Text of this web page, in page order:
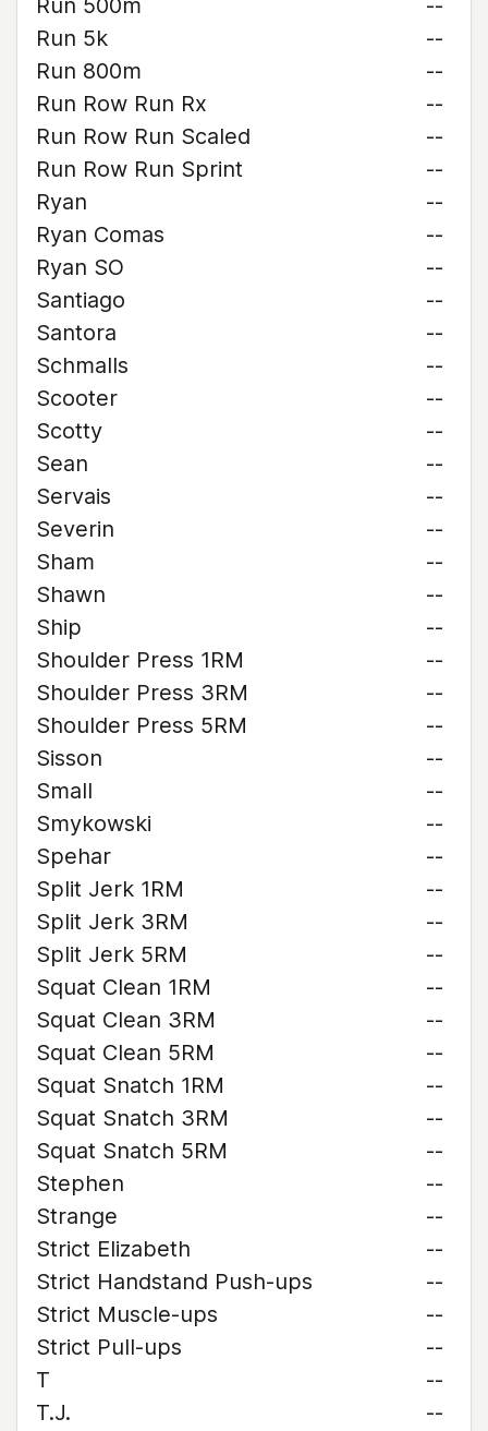
Run 500m
--
Run 5k
--
Run 800m
--
Run Row Run Rx
--
Run Row Run Scaled
--
Run Row Run Sprint
--
Ryan
--
Ryan Comas
--
Ryan SO
--
Santiago
--
Santora
--
Schmalls
--
Scooter
--
Scotty
--
Sean
--
Servais
--
Severin
--
Sham
--
Shawn
--
Ship
--
Shoulder Press 1RM
--
Shoulder Press 3RM
--
Shoulder Press 5RM
--
Sisson
--
Small
--
Smykowski
--
Spehar
--
Split Jerk 1RM
--
Split Jerk 3RM
--
Split Jerk 5RM
--
Squat Clean 1RM
--
Squat Clean 3RM
--
Squat Clean 5RM
--
Squat Snatch 1RM
--
Squat Snatch 3RM
--
Squat Snatch 5RM
--
Stephen
--
Strange
--
Strict Elizabeth
--
Strict Handstand Push-ups
--
Strict Muscle-ups
--
Strict Pull-ups
--
T
--
T.J.
--